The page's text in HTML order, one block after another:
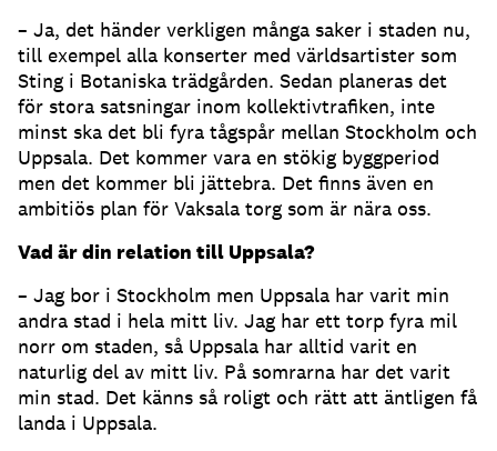
– Ja, det händer verkligen många saker i staden nu,
till exempel alla konserter med världsartister som
Sting i Botaniska trädgården. Sedan planeras det
för stora satsningar inom kollektivtrafiken, inte
minst ska det bli fyra tågspår mellan Stockholm och
Uppsala. Det kommer vara en stökig byggperiod
men det kommer bli jättebra. Det finns även en
ambitiös plan för Vaksala torg som är nära oss.
Vad är din relation till Uppsala?
– Jag bor i Stockholm men Uppsala har varit min
andra stad i hela mitt liv. Jag har ett torp fyra mil
norr om staden, så Uppsala har alltid varit en
naturlig del av mitt liv. På somrarna har det varit
min stad. Det känns så roligt och rätt att äntligen få
landa i Uppsala.